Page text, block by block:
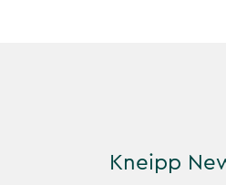
Kneipp